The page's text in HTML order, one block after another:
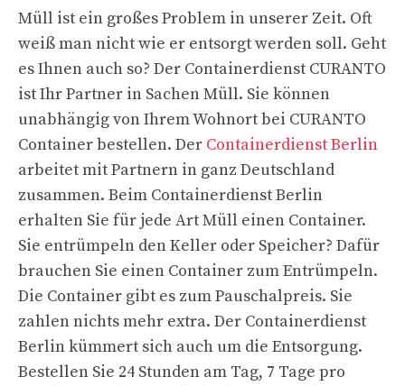
Müll ist ein großes Problem in unserer Zeit. Oft
weiß man nicht wie er entsorgt werden soll. Geht
es Ihnen auch so? Der Containerdienst CURANTO
ist Ihr Partner in Sachen Müll. Sie können
unabhängig von Ihrem Wohnort bei CURANTO
Container bestellen. Der Containerdienst Berlin
arbeitet mit Partnern in ganz Deutschland
zusammen. Beim Containerdienst Berlin
erhalten Sie für jede Art Müll einen Container.
Sie entrümpeln den Keller oder Speicher? Dafür
brauchen Sie einen Container zum Entrümpeln.
Die Container gibt es zum Pauschalpreis. Sie
zahlen nichts mehr extra. Der Containerdienst
Berlin kümmert sich auch um die Entsorgung.
Bestellen Sie 24 Stunden am Tag, 7 Tage pro